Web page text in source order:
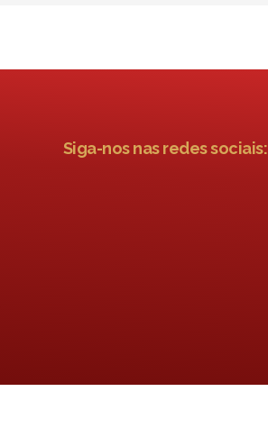
Siga-nos nas redes sociais: